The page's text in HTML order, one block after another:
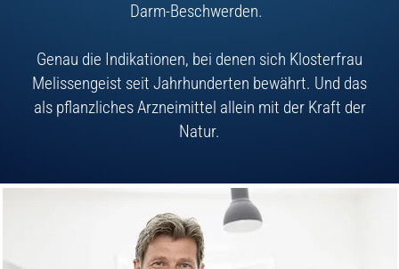
Darm-Beschwerden.
Genau die Indikationen, bei denen sich Klosterfrau
Melissengeist seit Jahrhunderten bewährt. Und das
als pflanzliches Arzneimittel allein mit der Kraft der
Natur.